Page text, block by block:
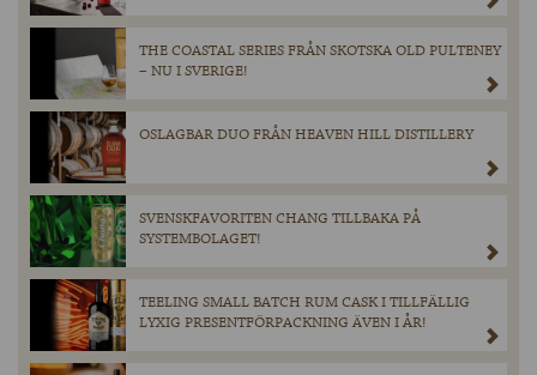
THE COASTAL SERIES FRÅN SKOTSKA OLD PULTENEY
– NU I SVERIGE!
OSLAGBAR DUO FRÅN HEAVEN HILL DISTILLERY
SVENSKFAVORITEN CHANG TILLBAKA PÅ
SYSTEMBOLAGET!
TEELING SMALL BATCH RUM CASK I TILLFÄLLIG
LYXIG PRESENTFÖRPACKNING ÄVEN I ÅR!